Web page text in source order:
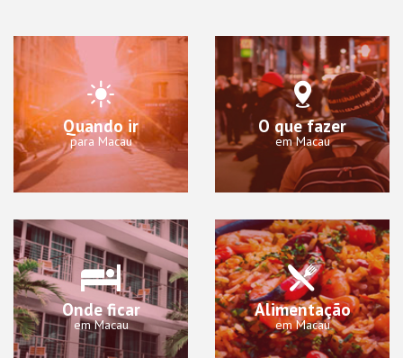
Quando ir
para Macau
O que fazer
em Macau
Onde ficar
em Macau
Alimentação
em Macau